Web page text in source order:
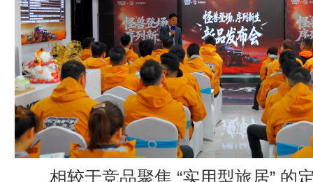
相较于竞品聚焦 “实用型旅居” 的